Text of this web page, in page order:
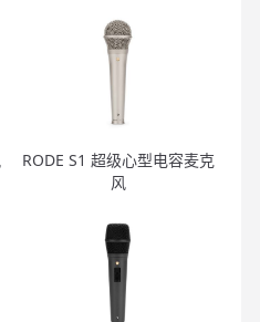
RODE S1 超级心型电容麦克
风